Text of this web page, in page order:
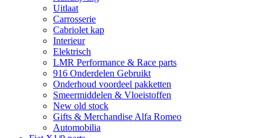
Uitlaat
Carrosserie
Cabriolet kap
Interieur
Elektrisch
LMR Performance & Race parts
916 Onderdelen Gebruikt
Onderhoud voordeel pakketten
Smeermiddelen & Vloeistoffen
New old stock
Gifts & Merchandise Alfa Romeo
Automobilia